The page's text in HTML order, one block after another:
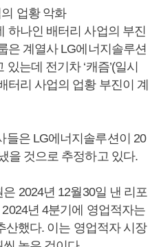
업황 악화
하나인 배터리 사업의 부진
은 계열사 LG에너지솔루션
는데 전기차 ‘캐즘’(일시
터리 사업의 업황 부진이 계
들은 LG에너지솔루션이 20
을 것으로 추정하고 있다.
2024년 12월30일 낸 리포
년 4분기에 영업적자는
산했다. 이는 영업적자 시장